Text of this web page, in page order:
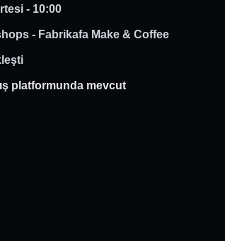
- 10:00
- Fabrikafa Make & Coffee
platformunda mevcut